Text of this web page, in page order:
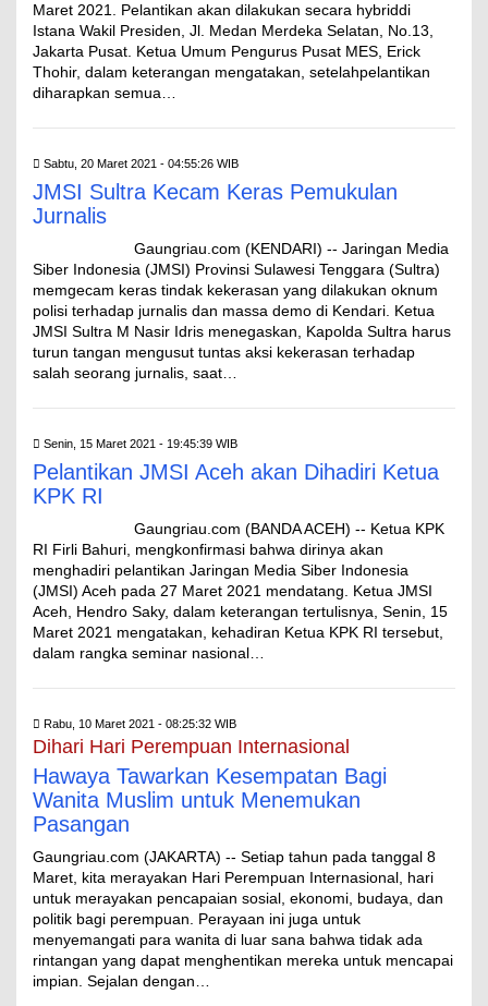
Maret 2021. Pelantikan akan dilakukan secara hybriddi
Istana Wakil Presiden, Jl. Medan Merdeka Selatan, No.13,
Jakarta Pusat. Ketua Umum Pengurus Pusat MES, Erick
Thohir, dalam keterangan mengatakan, setelahpelantikan
diharapkan semua…
Sabtu, 20 Maret 2021 - 04:55:26 WIB
JMSI Sultra Kecam Keras Pemukulan
Jurnalis
Gaungriau.com (KENDARI) -- Jaringan Media
Siber Indonesia (JMSI) Provinsi Sulawesi Tenggara (Sultra)
memgecam keras tindak kekerasan yang dilakukan oknum
polisi terhadap jurnalis dan massa demo di Kendari. Ketua
JMSI Sultra M Nasir Idris menegaskan, Kapolda Sultra harus
turun tangan mengusut tuntas aksi kekerasan terhadap
salah seorang jurnalis, saat…
Senin, 15 Maret 2021 - 19:45:39 WIB
Pelantikan JMSI Aceh akan Dihadiri Ketua
KPK RI
Gaungriau.com (BANDA ACEH) -- Ketua KPK
RI Firli Bahuri, mengkonfirmasi bahwa dirinya akan
menghadiri pelantikan Jaringan Media Siber Indonesia
(JMSI) Aceh pada 27 Maret 2021 mendatang. Ketua JMSI
Aceh, Hendro Saky, dalam keterangan tertulisnya, Senin, 15
Maret 2021 mengatakan, kehadiran Ketua KPK RI tersebut,
dalam rangka seminar nasional…
Rabu, 10 Maret 2021 - 08:25:32 WIB
Dihari Hari Perempuan Internasional
Hawaya Tawarkan Kesempatan Bagi
Wanita Muslim untuk Menemukan
Pasangan
Gaungriau.com (JAKARTA) -- Setiap tahun pada tanggal 8
Maret, kita merayakan Hari Perempuan Internasional, hari
untuk merayakan pencapaian sosial, ekonomi, budaya, dan
politik bagi perempuan. Perayaan ini juga untuk
menyemangati para wanita di luar sana bahwa tidak ada
rintangan yang dapat menghentikan mereka untuk mencapai
impian. Sejalan dengan…